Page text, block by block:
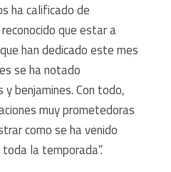
ha calificado de
que estar a
han dedicado este mes
se ha notado
benjamines. Con todo,
muy prometedoras
como se ha venido
la temporada”.